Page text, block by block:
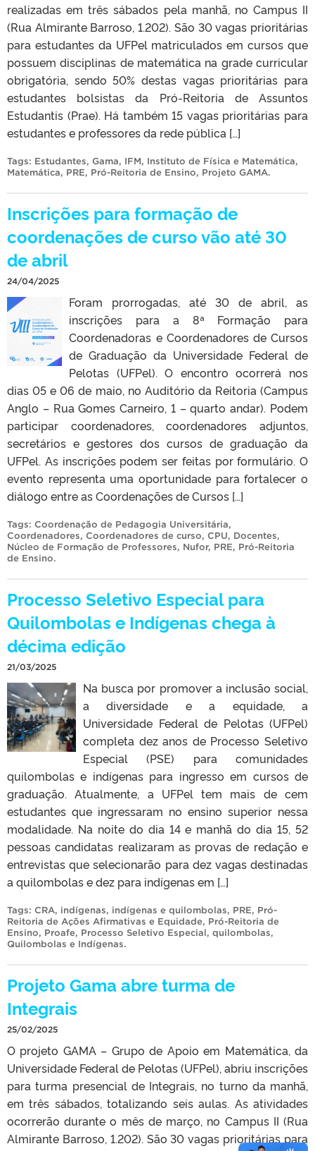
realizadas em três sábados pela manhã, no Campus II
(Rua Almirante Barroso, 1.202). São 30 vagas prioritárias
para estudantes da UFPel matriculados em cursos que
possuem disciplinas de matemática na grade curricular
obrigatória, sendo 50% destas vagas prioritárias para
estudantes bolsistas da Pró-Reitoria de Assuntos
Estudantis (Prae). Há também 15 vagas prioritárias para
estudantes e professores da rede pública […]
Tags: Estudantes, Gama, IFM, Instituto de Física e Matemática,
Matemática, PRE, Pró-Reitoria de Ensino, Projeto GAMA.
Inscrições para formação de
coordenações de curso vão até 30
de abril
24/04/2025
Foram prorrogadas, até 30 de abril, as
inscrições para a 8ª Formação para
Coordenadoras e Coordenadores de Cursos
de Graduação da Universidade Federal de
Pelotas (UFPel). O encontro ocorrerá nos
dias 05 e 06 de maio, no Auditório da Reitoria (Campus
Anglo – Rua Gomes Carneiro, 1 – quarto andar). Podem
participar coordenadores, coordenadores adjuntos,
secretários e gestores dos cursos de graduação da
UFPel. As inscrições podem ser feitas por formulário. O
evento representa uma oportunidade para fortalecer o
diálogo entre as Coordenações de Cursos […]
Tags: Coordenação de Pedagogia Universitária,
Coordenadores, Coordenadores de curso, CPU, Docentes,
Núcleo de Formação de Professores, Nufor, PRE, Pró-Reitoria
de Ensino.
Processo Seletivo Especial para
Quilombolas e Indígenas chega à
décima edição
21/03/2025
Na busca por promover a inclusão social,
a diversidade e a equidade, a
Universidade Federal de Pelotas (UFPel)
completa dez anos de Processo Seletivo
Especial (PSE) para comunidades
quilombolas e indígenas para ingresso em cursos de
graduação. Atualmente, a UFPel tem mais de cem
estudantes que ingressaram no ensino superior nessa
modalidade. Na noite do dia 14 e manhã do dia 15, 52
pessoas candidatas realizaram as provas de redação e
entrevistas que selecionarão para dez vagas destinadas
a quilombolas e dez para indígenas em […]
Tags: CRA, indígenas, indígenas e quilombolas, PRE, Pró-
Reitoria de Ações Afirmativas e Equidade, Pró-Reitoria de
Ensino, Proafe, Processo Seletivo Especial, quilombolas,
Quilombolas e Indígenas.
Projeto Gama abre turma de
Integrais
25/02/2025
O projeto GAMA – Grupo de Apoio em Matemática, da
Universidade Federal de Pelotas (UFPel), abriu inscrições
para turma presencial de Integrais, no turno da manhã,
em três sábados, totalizando seis aulas. As atividades
ocorrerão durante o mês de março, no Campus II (Rua
Almirante Barroso, 1.202). São 30 vagas prioritárias para